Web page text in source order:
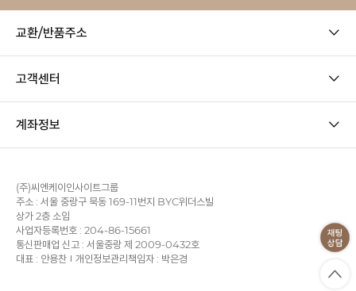
교환/반품주소
고객센터
계좌정보
(주)씨엔케이인사이트그룹
주소 : 서울 중랑구 묵동 169-11번지 BYC위더스빌
상가 2층 소임
사업자등록번호 : 204-86-15661
통신판매업 신고 : 서울중랑 제 2009-0432호
대표 : 안용찬
개인정보관리책임자 : 박은경